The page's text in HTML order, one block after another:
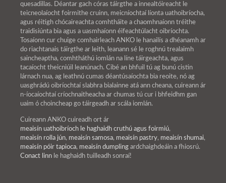
quesadillas. Déantar gach córas táirgthe a innealtóireacht le
teicneolaíocht foirmithe cruinn, meicníochtaí líonta uathoibríocha,
agus réitigh chócaireachta comhtháite a chaomhnaíonn tréithe
traidisiúnta bia agus a uasmhaíonn éifeachtúlacht oibríochta.
Tosaíonn cur chuige comhairleach ANKO le hanailís a dhéanamh ar
do riachtanais táirgthe ar leith, leanann sé le roghnú trealaimh
saincheaptha, comhtháthú iomlán na líne táirgeachta, agus
tacaíocht theicniúil leanúnach. Cibé an bhfuil tú ag bunú cistin
lárnach nua, ag leathnú cumas déantúsaíochta bia reoite, nó ag
uasghrádú oibríochtaí slabhra bialainne atá ann cheana, cuireann ár
n-íocaíochtaí críochnaitheacha ar chumas tú cur i bhfeidhm gan
uaim ó choincheap go táirgeadh ar scála iomlán.
Cuireann ANKO cuireadh ort ár
meaisín uathoibríoch le haghaidh cruthú agus foirmiú,
meaisín rolla jún, meaisín samosa, meaisín pastry, meaisín shumai,
meaisín póir tapioca, meaisín dumpling ardchaighdeáin a fhiosrú.
Conact linn le haghaidh tuilleadh sonraí!